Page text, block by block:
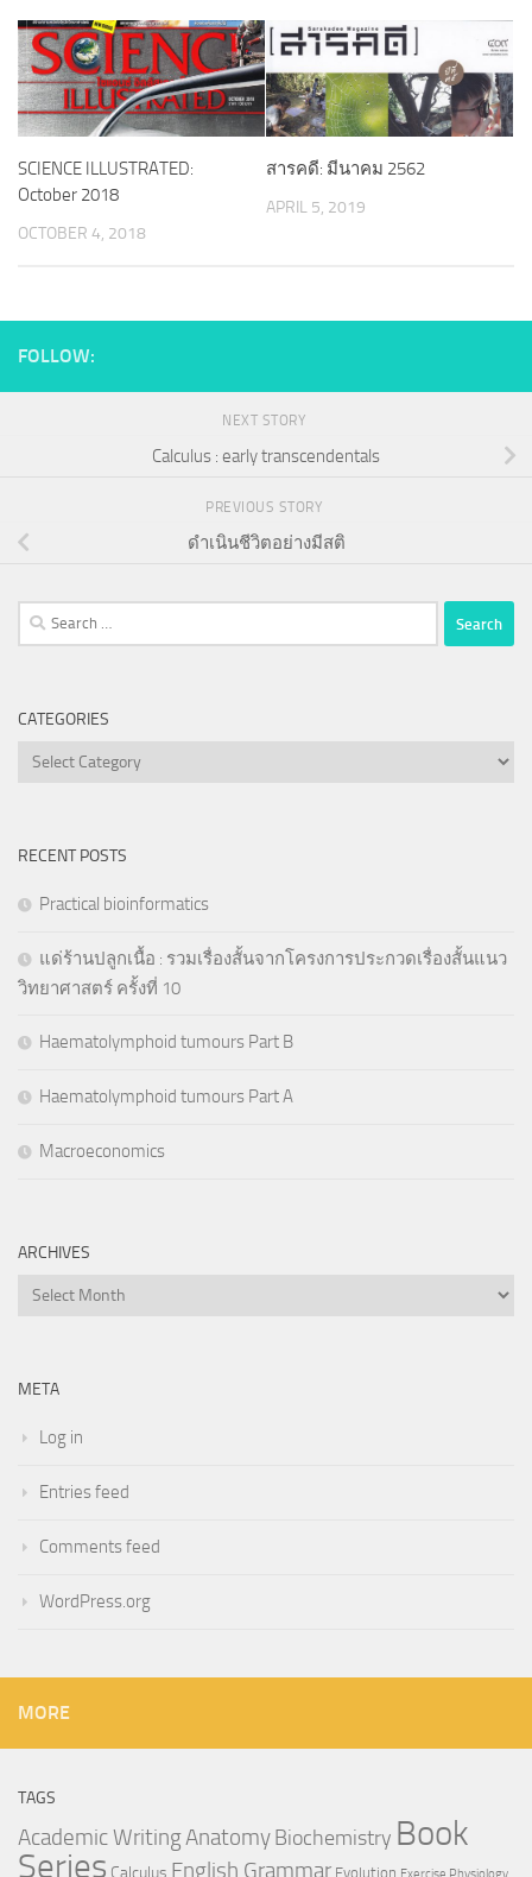
SCIENCE ILLUSTRATED:
October 2018
OCTOBER 4, 2018
สารคดี: มีนาคม 2562
APRIL 5, 2019
FOLLOW:
NEXT STORY
Calculus : early transcendentals
PREVIOUS STORY
ดำเนินชีวิตอย่างมีสติ
Search
for:
CATEGORIES
Categories
RECENT POSTS
Practical bioinformatics
แด่ร้านปลูกเนื้อ : รวมเรื่องสั้นจากโครงการประกวดเรื่องสั้นแนว
วิทยาศาสตร์ ครั้งที่ 10
Haematolymphoid tumours Part B
Haematolymphoid tumours Part A
Macroeconomics
ARCHIVES
Archives
META
Log in
Entries feed
Comments feed
WordPress.org
MORE
TAGS
Academic WritingAnatomy Biochemistry Book
Series Calculus English Grammar Evolution